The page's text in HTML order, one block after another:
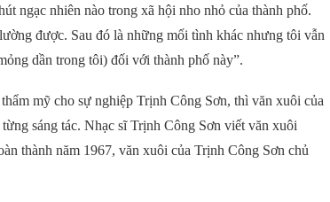
ngạc nhiên nào trong xã hội nho nhỏ của thành phố.
được. Sau đó là những mối tình khác nhưng tôi vẫn
dần trong tôi) đối với thành phố này”.
mỹ cho sự nghiệp Trịnh Công Sơn, thì văn xuôi của
sáng tác. Nhạc sĩ Trịnh Công Sơn viết văn xuôi
thành năm 1967, văn xuôi của Trịnh Công Sơn chủ